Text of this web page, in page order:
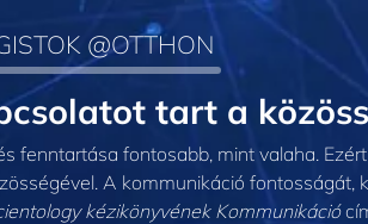
@OTTHON
tart a
fenntartása fontosabb, mint valaha.
A kommunikáció fontosságát,
kézikönyvének Kommunikáció